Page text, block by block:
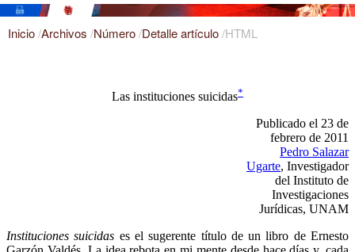
Inicio/Archivos /Número/Detalle artículo/HTML